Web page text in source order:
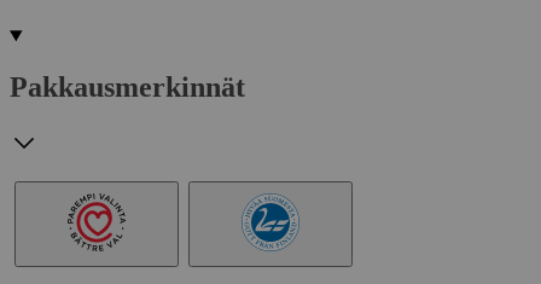
Pakkausmerkinnät